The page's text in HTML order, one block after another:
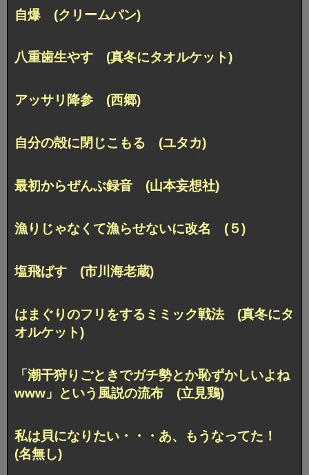
自爆 (クリームパン)
八重歯生やす (真冬にタオルケット)
アッサリ降参 (西郷)
自分の殻に閉じこもる (ユタカ)
最初からぜんぶ録音 (山本妄想社)
漁りじゃなくて漁らせないに改名 (５)
塩飛ばす (市川海老蔵)
はまぐりのフリをするミミック戦法 (真冬にタ
オルケット)
「潮干狩りごときでガチ勢とか恥ずかしいよね
www」という風説の流布 (立見鶏)
私は貝になりたい・・・あ、もうなってた！
(名無し)